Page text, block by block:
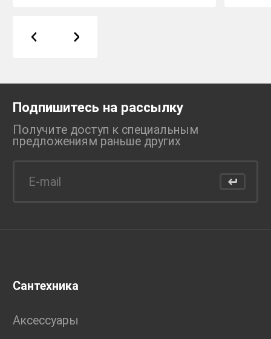
Подпишитесь на рассылку
Получите доступ к специальным
предложениям раньше других
Сантехника
Аксессуары